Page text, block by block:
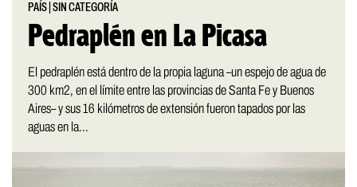
PAÍS |SIN CATEGORÍA
Pedraplén en La Picasa
El pedraplén está dentro de la propia laguna –un espejo de agua de
300 km2, en el límite entre las provincias de Santa Fe y Buenos
Aires– y sus 16 kilómetros de extensión fueron tapados por las
aguas en la...